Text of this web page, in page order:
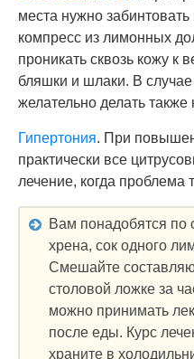
места нужно
компресс из лимонных
проникать сквозь кожу к
бляшки и шлаки. В
желательно делать также
Гипертония. При
практически все
лечение, когда проблема
Вам понадобятся по
хрена, сок одного
Смешайте
столовой ложке за
можно принимать
после еды. Курс
храните в